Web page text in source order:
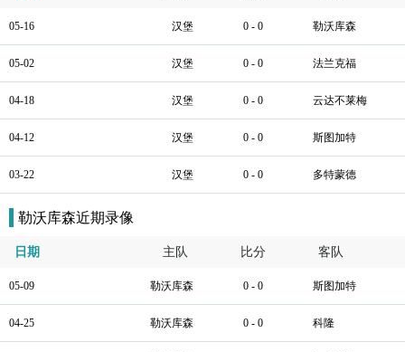
05-16 汉堡 0 - 0 勒沃库森
05-02 汉堡 0 - 0 法兰克福
04-18 汉堡 0 - 0 云达不莱梅
04-12 汉堡 0 - 0 斯图加特
03-22 汉堡 0 - 0 多特蒙德
勒沃库森近期录像
日期 主队 比分 客队
05-09 勒沃库森 0 - 0 斯图加特
04-25 勒沃库森 0 - 0 科隆